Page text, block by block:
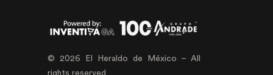
© 2026 El Heraldo de México – All
rights reserved